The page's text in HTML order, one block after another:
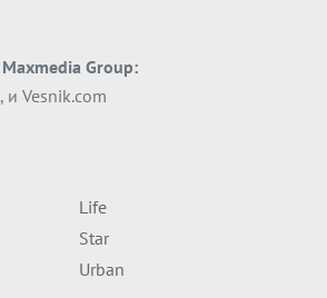
Вечер тема
ДЛАБОКО УДОЛУ: Сметководствените
трикови што го соборија ЕНРОН ги
Вечер тема
Maxmedia Group:
, и Vesnik.com
Life
Star
Urban